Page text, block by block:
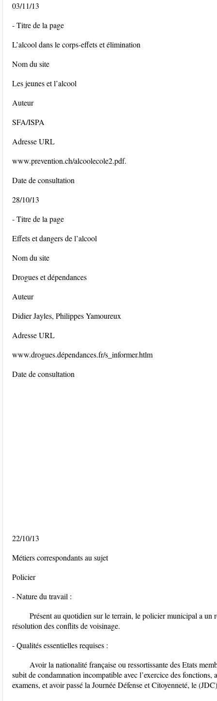
03/11/13
- Titre de la page
L’alcool dans le corps-effets et élimination
Nom du site
Les jeunes et l’alcool
Auteur
SFA/ISPA
Adresse URL
www.prevention.ch/alcoolecole2.pdf.
Date de consultation
28/10/13
- Titre de la page
Effets et dangers de l’alcool
Nom du site
Drogues et dépendances
Auteur
Didier Jayles, Philippes Yamoureux
Adresse URL
www.drogues.dépendances.fr/s_informer.htlm
Date de consultation
22/10/13
Métiers correspondants au sujet
Policier
- Nature du travail :
Présent au quotidien sur le terrain, le policier municipal a un
résolution des conflits de voisinage.
- Qualités essentielles requises :
Avoir la nationalité française ou ressortissante des Etats
subit de condamnation incompatible avec l’exercice des fonctions,
examens, et avoir passé la Journée Défense et Citoyenneté, le